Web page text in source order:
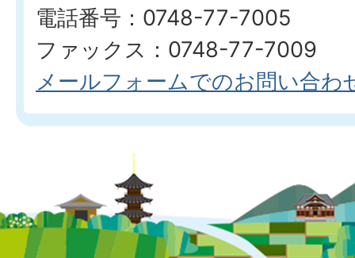
電話番号：0748-77-7005
ファックス：0748-77-7009
メールフォームでのお問い合わ